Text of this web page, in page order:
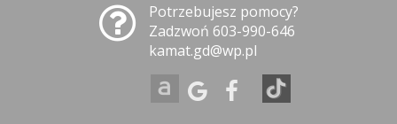
Potrzebujesz pomocy?
Zadzwoń 603-990-646
kamat.gd@wp.pl